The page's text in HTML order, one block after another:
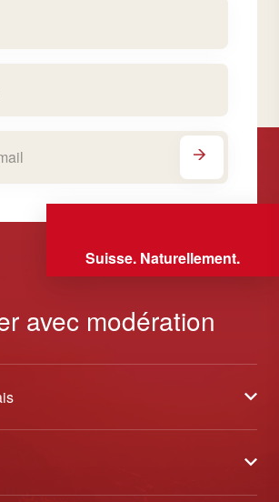
Suisse. Naturellement.
avec modération